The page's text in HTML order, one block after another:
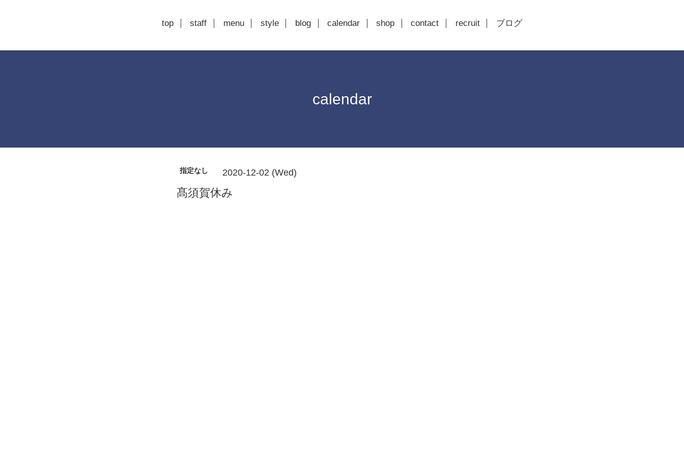
top staff menu style blog calendar shop contact recruit ブログ
calendar
指定なし 2020-12-02 (Wed)
髙須賀休み